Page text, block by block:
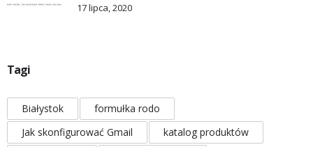
17 lipca, 2020
Tagi
Białystok
formułka rodo
Jak skonfigurować Gmail
katalog produktów